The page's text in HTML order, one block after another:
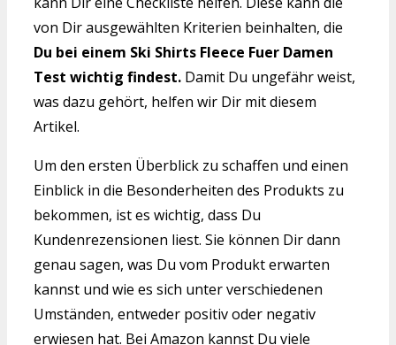
von Dir ausgewählten Kriterien beinhalten, die
Du bei einem Ski Shirts Fleece Fuer Damen
Test wichtig findest. Damit Du ungefähr weist,
was dazu gehört, helfen wir Dir mit diesem
Artikel.
Um den ersten Überblick zu schaffen und einen
Einblick in die Besonderheiten des Produkts zu
bekommen, ist es wichtig, dass Du
Kundenrezensionen liest. Sie können Dir dann
genau sagen, was Du vom Produkt erwarten
kannst und wie es sich unter verschiedenen
Umständen, entweder positiv oder negativ
erwiesen hat. Bei Amazon kannst Du viele